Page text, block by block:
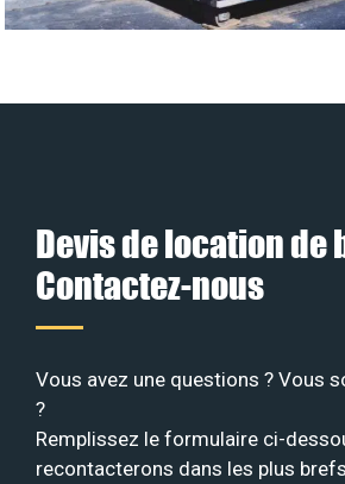
Devis de location de
Contactez-nous
Vous avez une questions ? Vous
?
Remplissez le formulaire ci-
recontacterons dans les plus